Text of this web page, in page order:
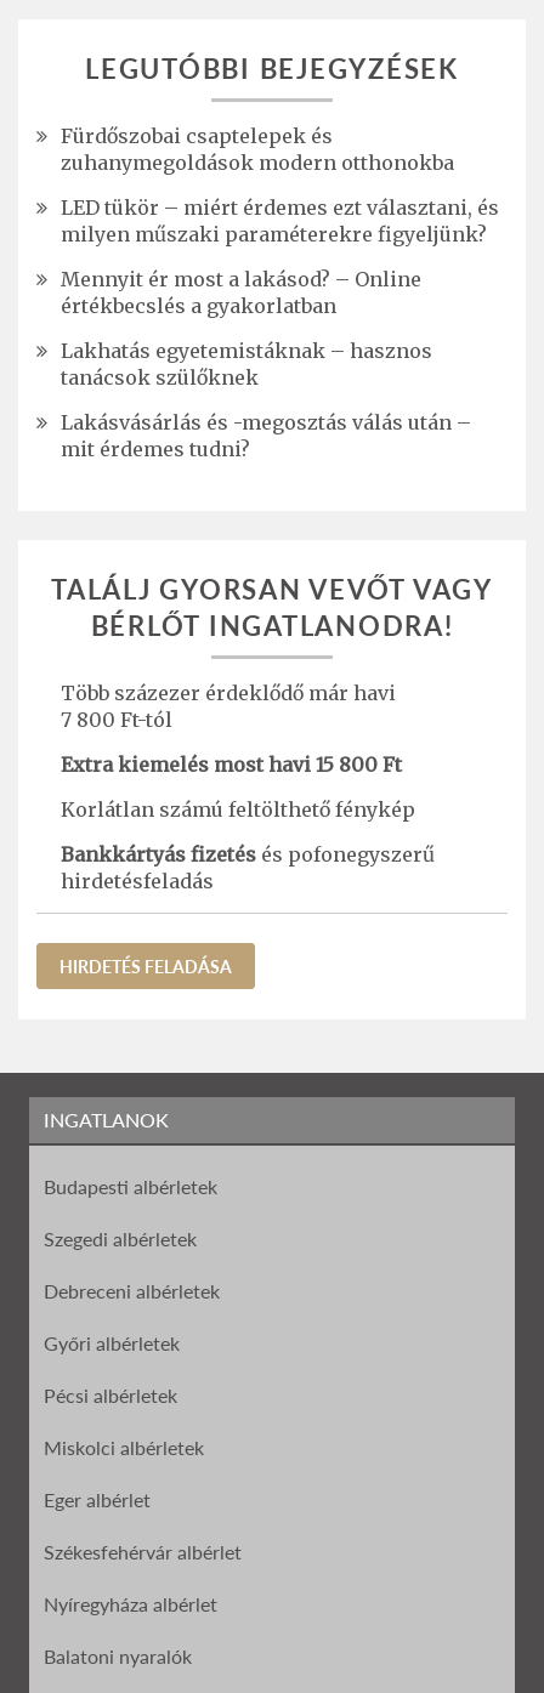
LEGUTÓBBI BEJEGYZÉSEK
Fürdőszobai csaptelepek és
zuhanymegoldások modern otthonokba
LED tükör – miért érdemes ezt választani, és
milyen műszaki paraméterekre figyeljünk?
Mennyit ér most a lakásod? – Online
értékbecslés a gyakorlatban
Lakhatás egyetemistáknak – hasznos
tanácsok szülőknek
Lakásvásárlás és -megosztás válás után –
mit érdemes tudni?
TALÁLJ GYORSAN VEVŐT VAGY
BÉRLŐT INGATLANODRA!
Több százezer érdeklődő már havi
7 800 Ft-tól
Extra kiemelés most havi 15 800 Ft
Korlátlan számú feltölthető fénykép
Bankkártyás fizetés és pofonegyszerű
hirdetésfeladás
HIRDETÉS FELADÁSA
INGATLANOK
Budapesti albérletek
Szegedi albérletek
Debreceni albérletek
Győri albérletek
Pécsi albérletek
Miskolci albérletek
Eger albérlet
Székesfehérvár albérlet
Nyíregyháza albérlet
Balatoni nyaralók